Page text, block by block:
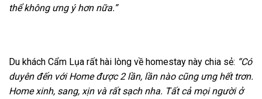
thể không ưng ý hơn nữa.”
Du khách Cẩm Lụa rất hài lòng về homestay này chia sẻ: “Có
duyên đến với Home được 2 lần, lần nào cũng ưng hết trơn.
Home xinh, sang, xịn và rất sạch nha. Tất cả mọi người ở